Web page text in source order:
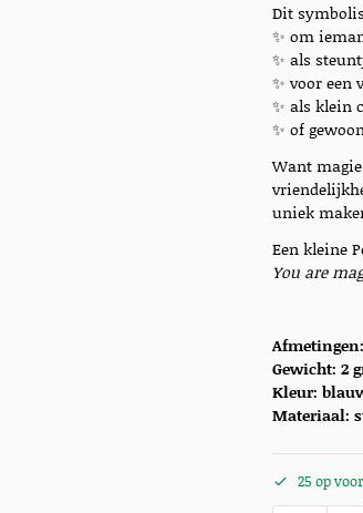
Dit
✨ om
✨ als
✨ voor een
✨ als klein
✨ of
Want
uniek
Een kleine
You are
Gewicht: 2
Kleur:
Materiaal:
25 op